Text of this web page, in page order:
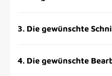
3. Die gewünschte
4. Die gewünschte